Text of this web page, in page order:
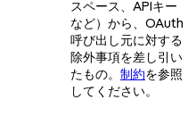
スペース、APIキー
など）から、OAuth
呼び出し元に対する
除外事項を差し引い
たもの。 制約を参照
してください。